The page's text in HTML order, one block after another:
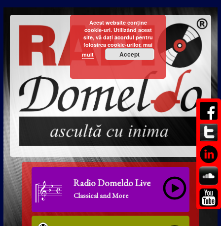
Radio Domeldo Live
Classical and More
Acest website conține
cookie-uri. Utilizând acest
site, vă dați acordul pentru
folosirea cookie-urilor. mai
mult
Accept